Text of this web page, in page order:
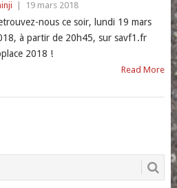
19 mars 2018
nous ce soir, lundi 19 mars
à partir de 20h45, sur savf1.fr
2018 !
Read More